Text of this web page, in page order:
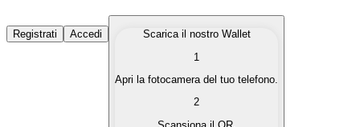
Acquista Criptovalute
Acquista le criptovalute che ti interessano in modo
Converti le tue criptovalute in valuta fiat quando ne hai
Registrati Accedi
Scarica il nostro Wallet
1
Apri la fotocamera del tuo telefono.
2